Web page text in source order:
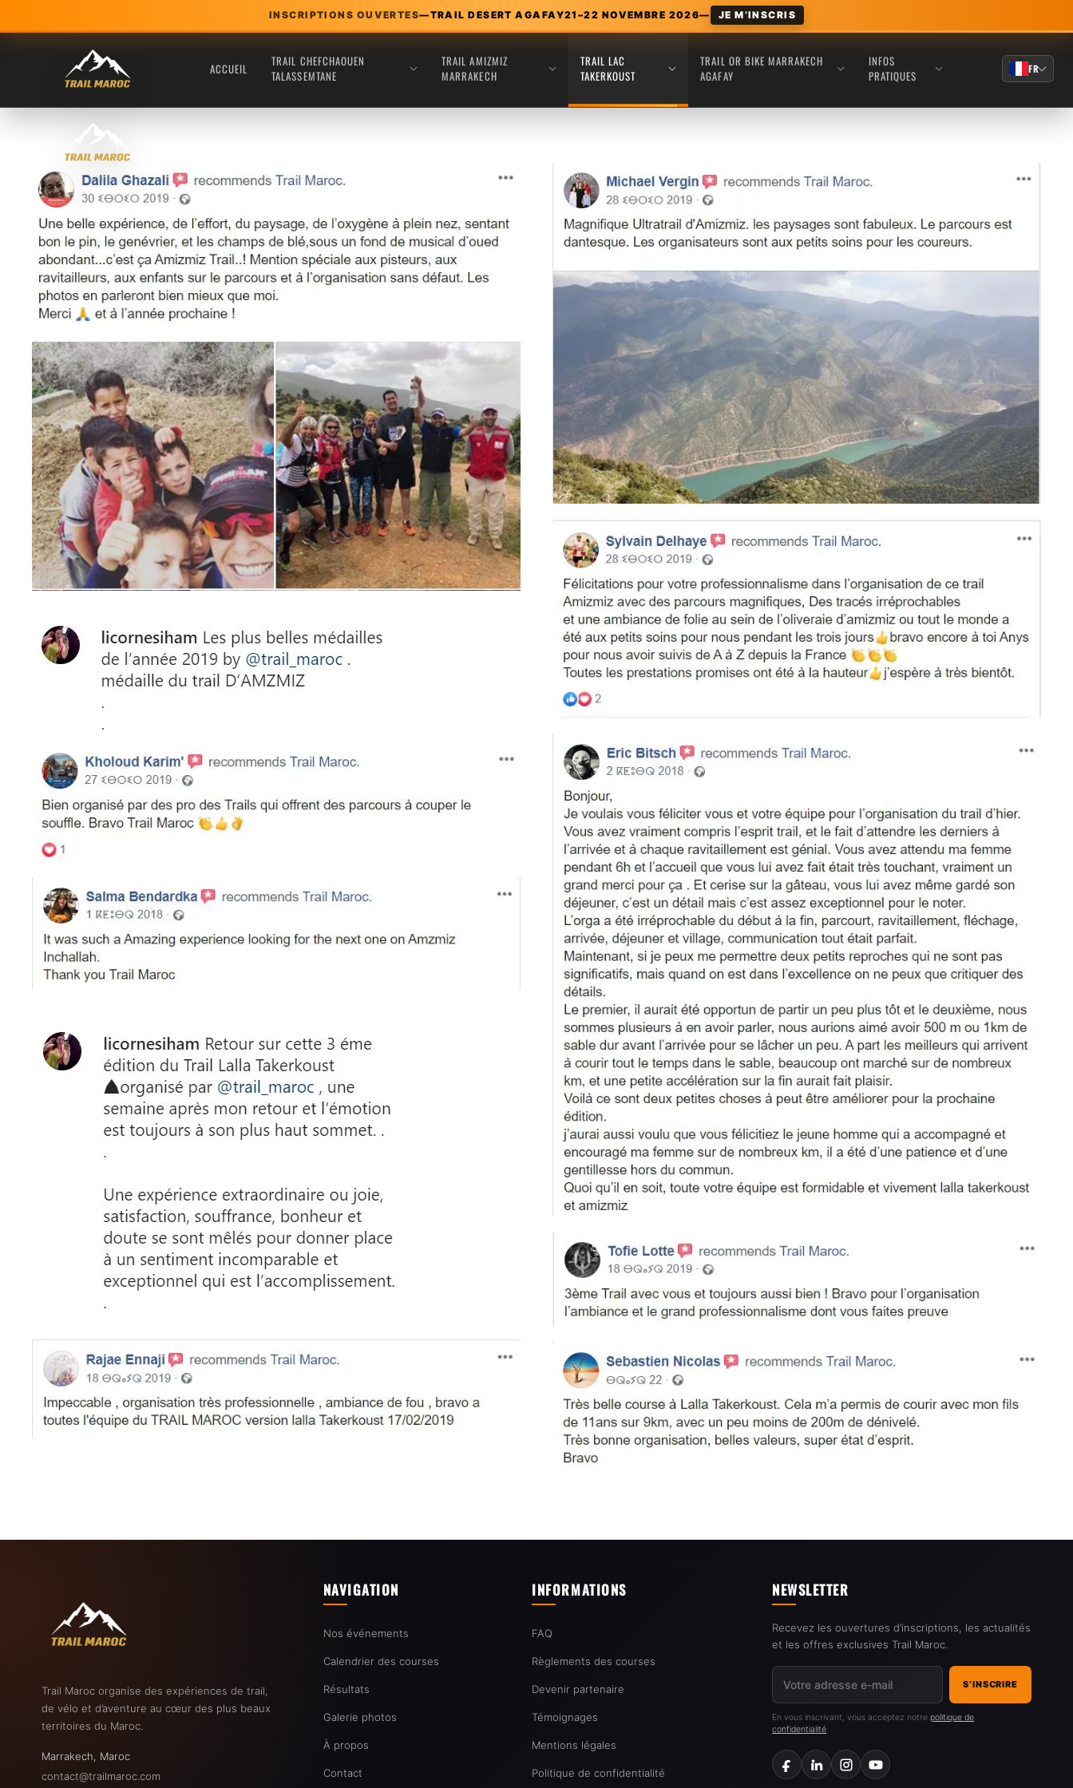
INSCRIPTIONS OUVERTES—TRAIL DESERT AGAFAY21–22 NOVEMBRE 2026— JE M’INSCRIS
main
content
FR
ACCUEIL
TRAIL CHEFCHAOUEN
TALASSEMTANE
TRAIL AMIZMIZ
MARRAKECH
TRAIL LAC
TAKERKOUST
TRAIL OR BIKE MARRAKECH
AGAFAY
INFOS
PRATIQUES
Trail Maroc organise des expériences de trail,
de vélo et d’aventure au cœur des plus beaux
territoires du Maroc.
Marrakech, Maroc
contact@trailmaroc.com
NAVIGATION
Nos événements
Calendrier des courses
Résultats
Galerie photos
À propos
Contact
INFORMATIONS
FAQ
Règlements des courses
Devenir partenaire
Témoignages
Mentions légales
Politique de confidentialité
NEWSLETTER
Recevez les ouvertures d’inscriptions, les actualités
et les offres exclusives Trail Maroc.
S’INSCRIRE
En vous inscrivant, vous acceptez notrepolitique de
confidentialité.